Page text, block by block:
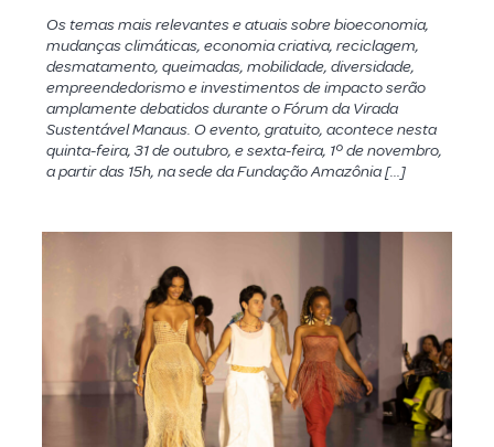
Os temas mais relevantes e atuais sobre bioeconomia,
mudanças climáticas, economia criativa, reciclagem,
desmatamento, queimadas, mobilidade, diversidade,
empreendedorismo e investimentos de impacto serão
amplamente debatidos durante o Fórum da Virada
Sustentável Manaus. O evento, gratuito, acontece nesta
quinta-feira, 31 de outubro, e sexta-feira, 1º de novembro,
a partir das 15h, na sede da Fundação Amazônia […]